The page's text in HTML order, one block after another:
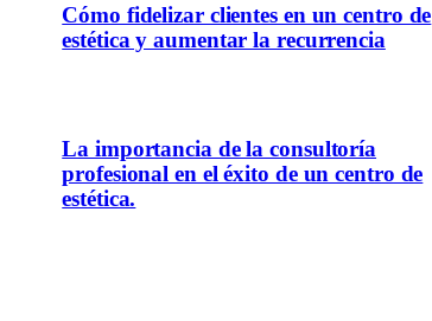
Cómo fidelizar clientes en un centro de
estética y aumentar la recurrencia
La importancia de la consultoría
profesional en el éxito de un centro de
estética.